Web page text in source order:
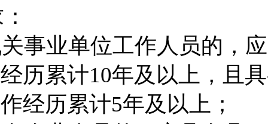
事业单位工作人员的，
历累计10年及 以上，且
经历累计5年及以上 ；